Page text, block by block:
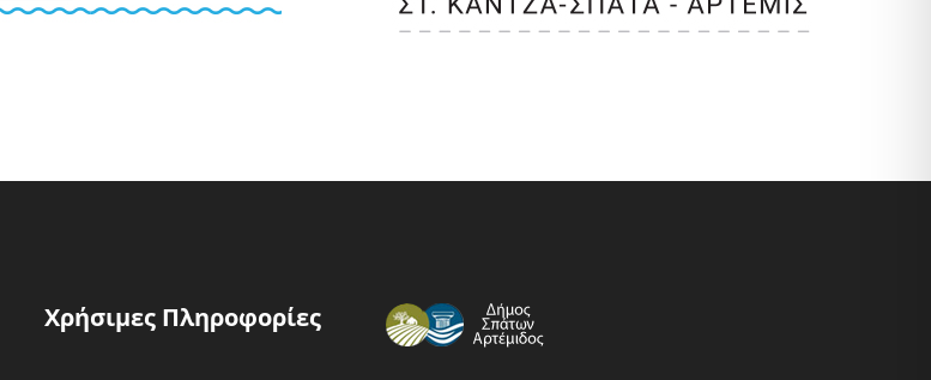
Χρήσιμες Πληροφορίες